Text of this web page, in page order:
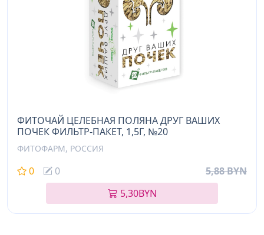
ФИТОЧАЙ ЦЕЛЕБНАЯ ПОЛЯНА ДРУГ ВАШИХ
ПОЧЕК ФИЛЬТР-ПАКЕТ, 1,5Г, №20
ФИТОФАРМ, РОССИЯ
0 0
5,88 BYN
5,30BYN